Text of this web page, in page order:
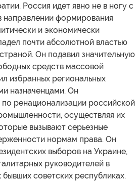
Россия идет явно не в ногу с
направлении формирования
и экономически
почти абсолютной властью
Он подавил значительную
средств массовой
избранных региональных
назначенцами. Он
ренационализации российской
осуществляя их
вызывают серьезные
нормам права. Он
выборов на Украине,
руководителей в
советских республиках.